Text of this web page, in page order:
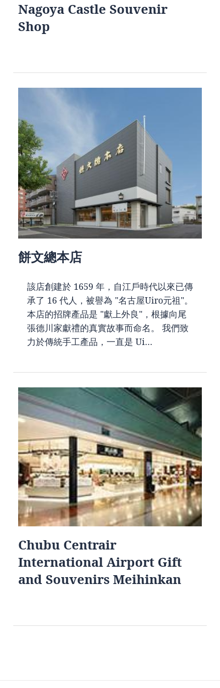
Nagoya Castle Souvenir
Shop
餅文總本店
該店創建於 1659 年，自江戶時代以來已傳
承了 16 代人，被譽為 "名古屋Uiro元祖"。
本店的招牌產品是 "獻上外良"，根據向尾
張德川家獻禮的真實故事而命名。 我們致
力於傳統手工產品，一直是 Ui…
Chubu Centrair
International Airport Gift
and Souvenirs Meihinkan